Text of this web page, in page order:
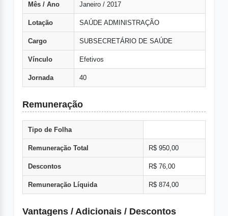
Mês / Ano Janeiro / 2017
Lotação SAÚDE ADMINISTRAÇÃO
Cargo SUBSECRETÁRIO DE SAÚDE
Vínculo Efetivos
Jornada 40
Remuneração
Tipo de Folha
Remuneração Total R$ 950,00
Descontos R$ 76,00
Remuneração Líquida R$ 874,00
Vantagens / Adicionais / Descontos